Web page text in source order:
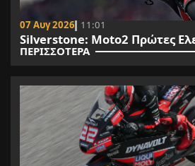
07 Αυγ 2026 11:01
Silverstone: Moto2 Πρώτες
ΠΕΡΙΣΣΟΤΕΡΑ